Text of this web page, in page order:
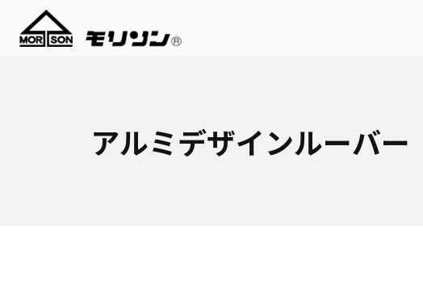
アルミデザインルーバー